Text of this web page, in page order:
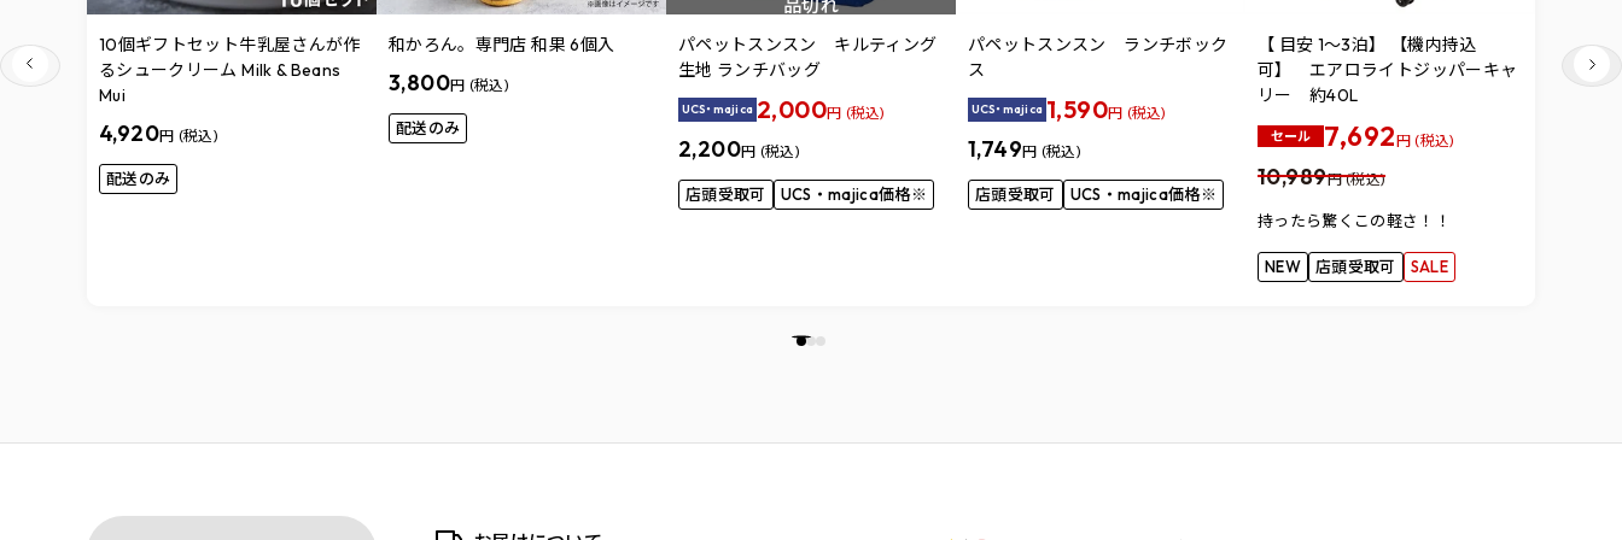
10個ギフトセット牛乳屋さんが作
るシュークリーム Milk & Beans
Mui
4,920円 (税込)
配送のみ
和かろん。専門店 和果 6個入
3,800円 (税込)
配送のみ
品切れ
パペットスンスン キルティング
生地 ランチバッグ
UCS・majica 2,000円 (税込)
2,200円 (税込)
店頭受取可 UCS・majica価格※
パペットスンスン ランチボック
ス
UCS・majica 1,590円 (税込)
1,749円 (税込)
店頭受取可 UCS・majica価格※
【 目安 1～3泊】 【機内持込
可】 エアロライトジッパーキャ
リー 約40L
セール 7,692円 (税込)
10,989円 (税込)
持ったら驚くこの軽さ！！
NEW 店頭受取可 SALE
New
メンズ